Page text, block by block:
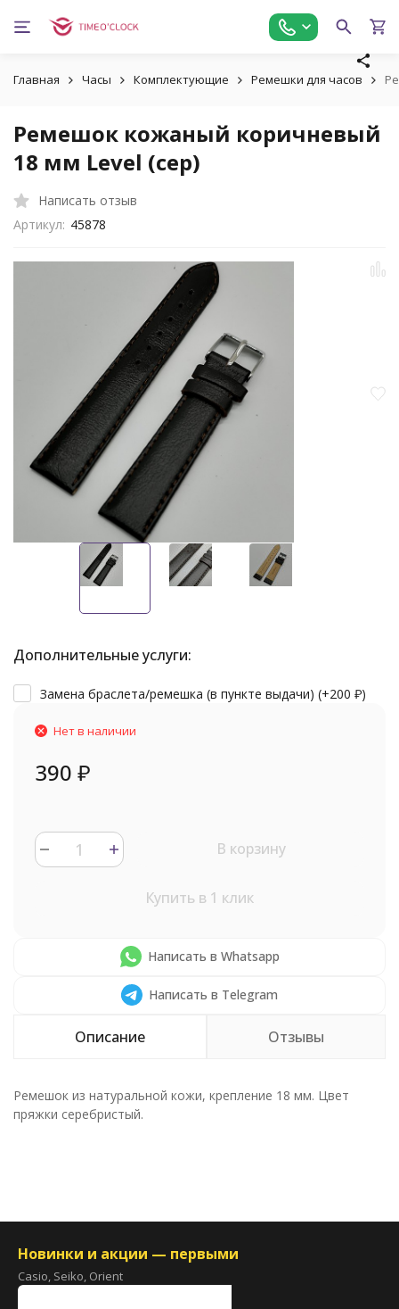
Главная Часы Комплектующие Ремешки для часов
Ремешок кожаный коричневый
18 мм Level (сер)
Написать отзыв
Артикул: 45878
Дополнительные услуги:
Замена браслета/ремешка (в пункте выдачи) (+200 ₽)
Нет в наличии
390 ₽
В корзину
Купить в 1 клик
Написать в Whatsapp
Написать в Telegram
Описание Отзывы
Ремешок из натуральной кожи, крепление 18 мм. Цвет
пряжки серебристый.
Новинки и акции — первыми
Casio, Seiko, Orient